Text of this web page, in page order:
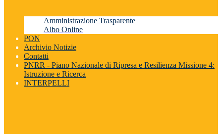
Amministrazione Trasparente
Albo Online
PON
Archivio Notizie
Contatti
PNRR - Piano Nazionale di Ripresa e Resilienza Missione 4:
Istruzione e Ricerca
INTERPELLI